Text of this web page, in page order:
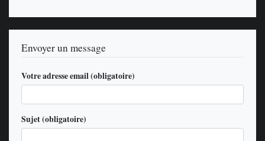
Envoyer un message
Votre adresse email (obligatoire)
Sujet (obligatoire)